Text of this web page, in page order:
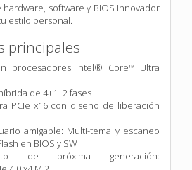
software y BIOS innovador
estilo personal.
principales
procesadores Intel® Core™ Ultra
de 4+1+2 fases
PCIe x16 con diseño de liberación
amigable: Multi-tema y escaneo
en BIOS y SW
de próxima generación: